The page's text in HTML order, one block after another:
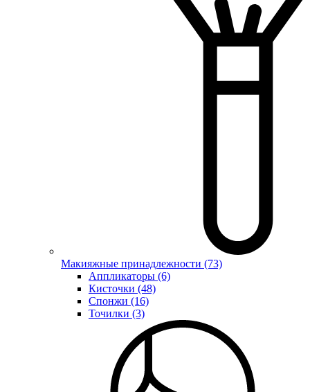
Макияжные принадлежности (73)
Аппликаторы (6)
Кисточки (48)
Спонжи (16)
Точилки (3)